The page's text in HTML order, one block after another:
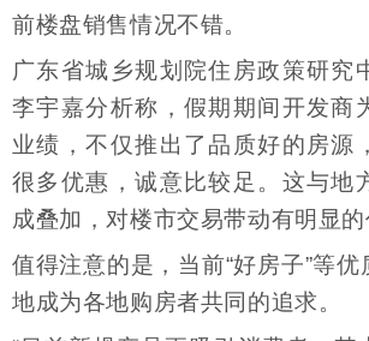
前楼盘销售情况不错。
广东省城乡规划院住房政策研究
李宇嘉分析称，假期期间开发商
业绩，不仅推出了品质好的房源
很多优惠，诚意比较足。这与地
成叠加，对楼市交易带动有明显的
值得注意的是，当前“好房子”等优
地成为各地购房者共同的追求。